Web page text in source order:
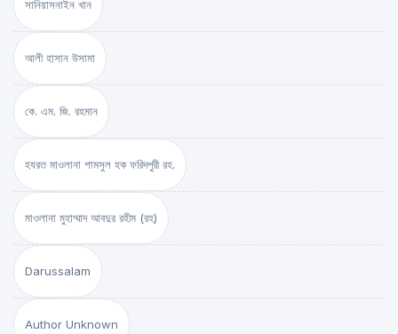
সানিয়াসনাইন খান
আলী হাসান উসামা
কে. এম. জি. রহমান
হযরত মাওলানা শামসুল হক ফরিদপুরী রহ.
মাওলানা মুহাম্মাদ আবদুর রহীম (রহ)
Darussalam
Author Unknown